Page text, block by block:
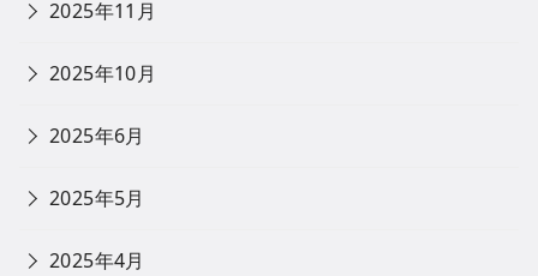
2025年11月
2025年10月
2025年6月
2025年5月
2025年4月